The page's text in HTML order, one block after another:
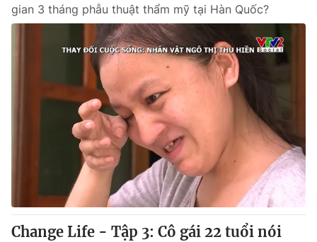
gian 3 tháng phẫu thuật thẩm mỹ tại Hàn Quốc?
Change Life - Tập 3: Cô gái 22 tuổi nói